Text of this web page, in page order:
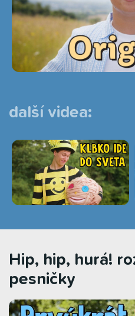
další videa:
Hip, hip, hurá!
pesničky